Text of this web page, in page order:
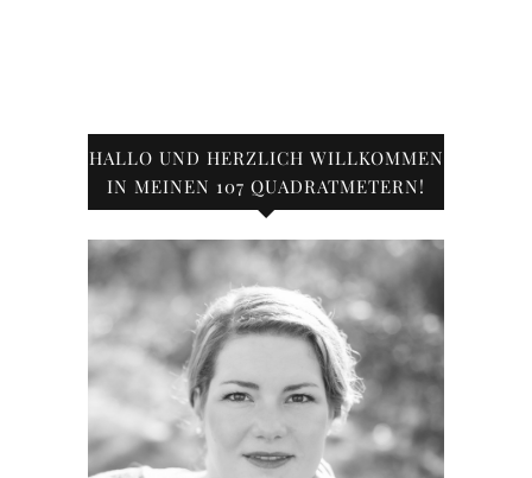
HALLO UND HERZLICH WILLKOMMEN
IN MEINEN 107 QUADRATMETERN!